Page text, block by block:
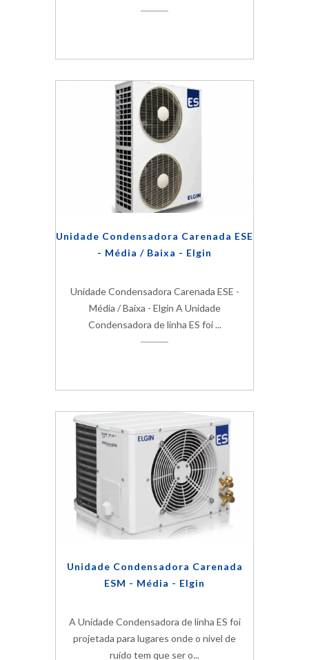
Unidade Condensadora Carenada ESE
- Média / Baixa - Elgin
Unidade Condensadora Carenada ESE -
Média / Baixa - Elgin A Unidade
Condensadora de linha ES foi ...
Unidade Condensadora Carenada
ESM - Média - Elgin
A Unidade Condensadora de linha ES foi
projetada para lugares onde o nivel de
ruído tem que ser o...